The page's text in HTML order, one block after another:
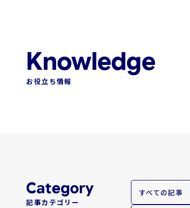
会社情報
ソリューション
おまかせABM 新規事業カテゴリー
お役立ち情報
記事カテゴリー
すべての記事